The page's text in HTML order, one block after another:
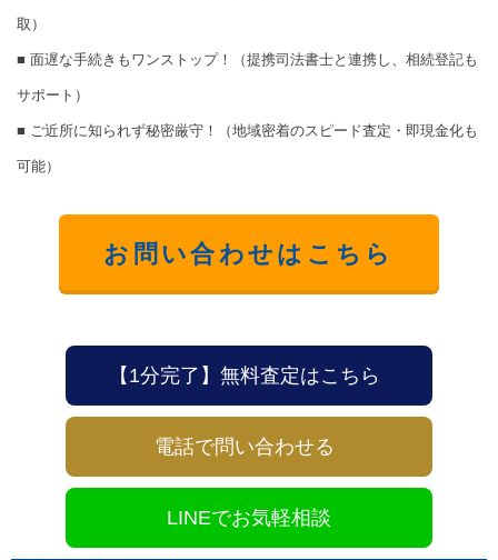
取）
■ 面遅な手続きもワンストップ！（提携司法書士と連携し、相続登記も
サポート）
■ ご近所に知られず秘密厳守！（地域密着のスピード査定・即現金化も
可能）
お問い合わせはこちら
【1分完了】無料査定はこちら
電話で問い合わせる
LINEでお気軽相談